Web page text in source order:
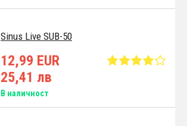
Sinus Live SUB-50
12,99 EUR
25,41 лв
В наличност